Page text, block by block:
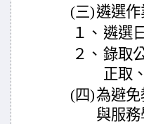
(三)遴選作
１、 遴選
２、 錄取
正取
(四)為避
與服